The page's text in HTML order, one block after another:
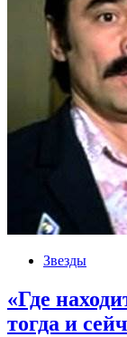
Звезды
«Где
тогда и